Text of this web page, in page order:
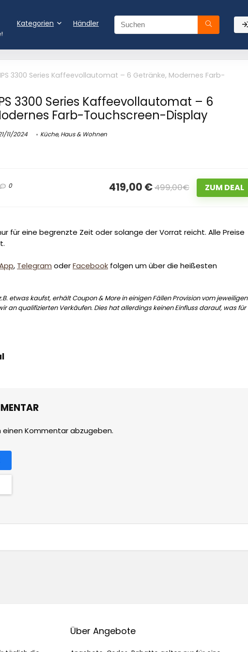
Kategorien Händler
3300 Series Kaffeevollautomat – 6 Getränke, Modernes Farb-
3300 Series Kaffeevollautomat – 6
Farb-Touchscreen-Display
11/2024 Küche, Haus & Wohnen
0 419,00 €499,00€ ZUM DEAL
für eine begrenzte Zeit oder solange der Vorrat reicht. Alle Preise
, Telegram oderFacebook folgen um über die heißesten
etwas kaufst, erhält Coupon & More in einigen Fällen Provision vom jeweiligen
an qualifizierten Verkäufen. Dies hat allerdings keinen Einfluss darauf, was für
einen Kommentar abzugeben.
Über Angebote